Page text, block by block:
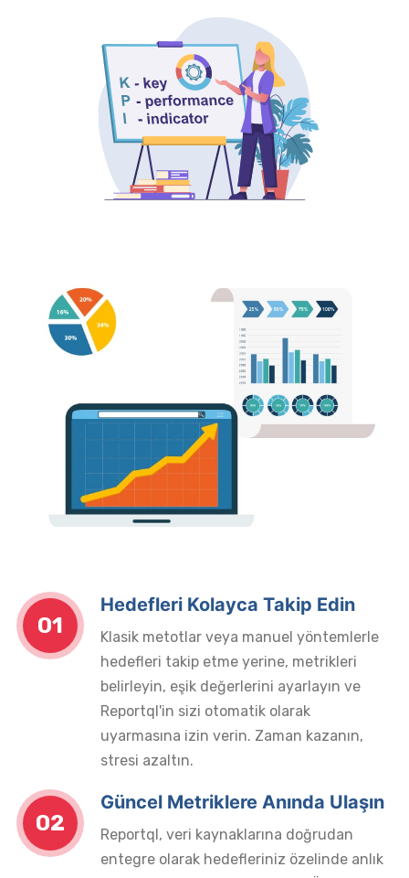
01
Hedefleri Kolayca Takip Edin
Klasik metotlar veya manuel yöntemlerle
hedefleri takip etme yerine, metrikleri
belirleyin, eşik değerlerini ayarlayın ve
Reportql'in sizi otomatik olarak
uyarmasına izin verin. Zaman kazanın,
stresi azaltın.
02
Güncel Metriklere Anında Ulaşın
Reportql, veri kaynaklarına doğrudan
entegre olarak hedefleriniz özelinde anlık